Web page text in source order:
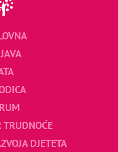
TRUDNOĆE
DJETETA